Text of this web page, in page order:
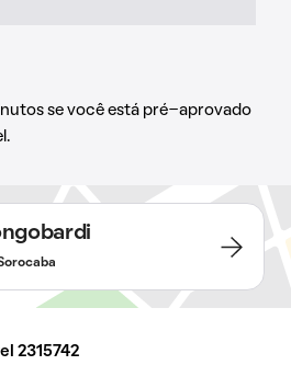
se você está pré-aprovado
2315742